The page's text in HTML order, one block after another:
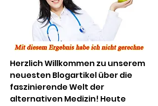
Herzlich Willkommen zu unserem
neuesten Blogartikel über die
faszinierende Welt der
alternativen Medizin! Heute